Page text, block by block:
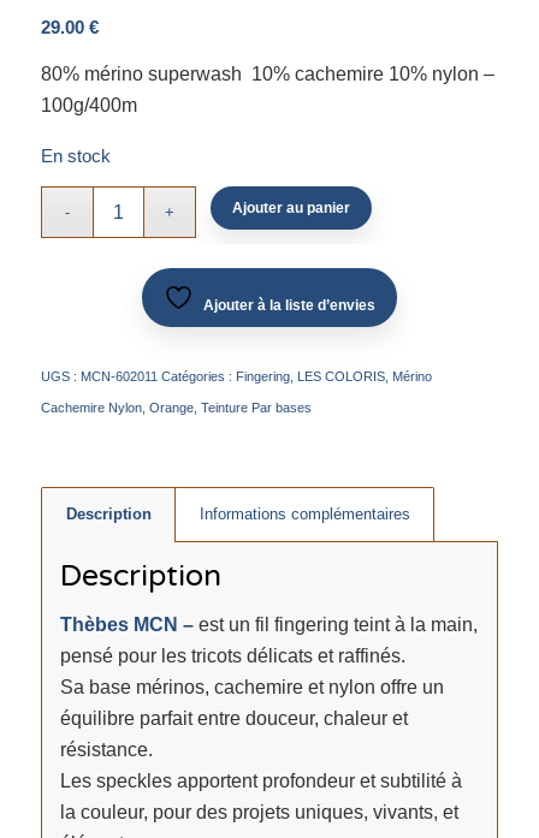
29.00 €
80% mérino superwash 10% cachemire 10% nylon –
100g/400m
En stock
Ajouter au panier
Ajouter à la liste d’envies
UGS : MCN-602011 Catégories : Fingering, LES COLORIS, Mérino
Cachemire Nylon, Orange, Teinture Par bases
Description Informations complémentaires
Description
Thèbes MCN – est un fil fingering teint à la main,
pensé pour les tricots délicats et raffinés.
Sa base mérinos, cachemire et nylon offre un
équilibre parfait entre douceur, chaleur et
résistance.
Les speckles apportent profondeur et subtilité à
la couleur, pour des projets uniques, vivants, et